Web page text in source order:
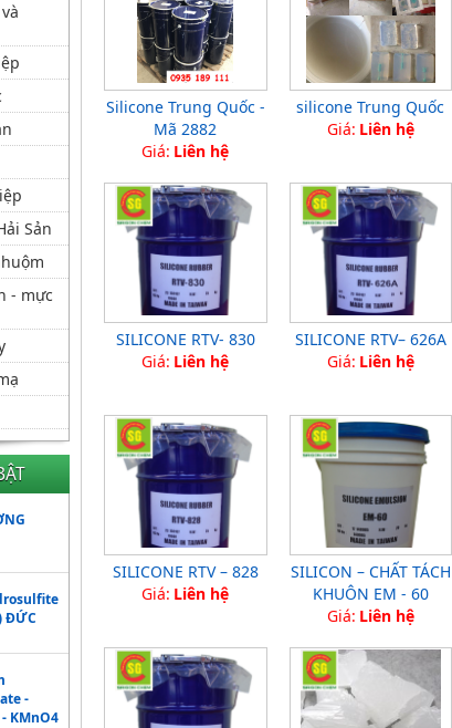
Sản
- mực
ĐỨC
-
KMnO4
Silicone Trung Quốc -
Mã 2882
Giá: Liên hệ
silicone Trung Quốc
Giá: Liên hệ
SILICONE RTV- 830
Giá: Liên hệ
SILICONE RTV– 626A
Giá: Liên hệ
SILICONE RTV – 828
Giá: Liên hệ
SILICON – CHẤT TÁCH
KHUÔN EM - 60
Giá: Liên hệ